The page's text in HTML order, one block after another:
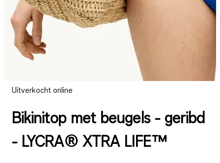
Uitverkocht online
Bikinitop met beugels - geribd
- LYCRA® XTRA LIFE™